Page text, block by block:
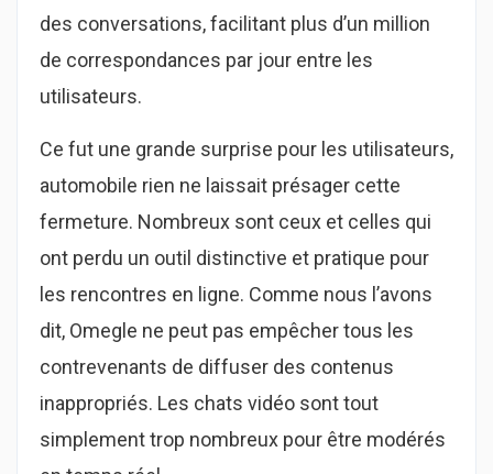
des conversations, facilitant plus d’un million
de correspondances par jour entre les
utilisateurs.
Ce fut une grande surprise pour les utilisateurs,
automobile rien ne laissait présager cette
fermeture. Nombreux sont ceux et celles qui
ont perdu un outil distinctive et pratique pour
les rencontres en ligne. Comme nous l’avons
dit, Omegle ne peut pas empêcher tous les
contrevenants de diffuser des contenus
inappropriés. Les chats vidéo sont tout
simplement trop nombreux pour être modérés